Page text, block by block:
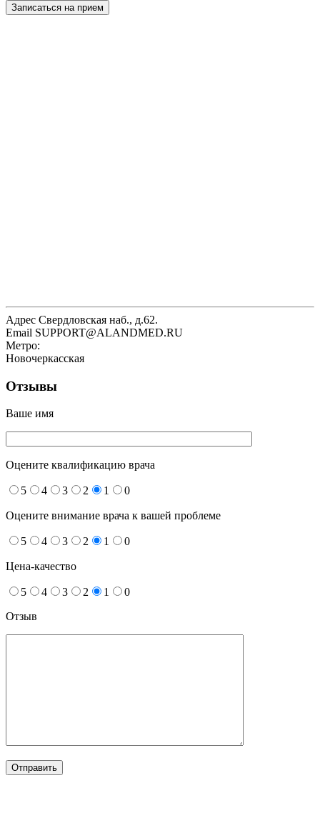
Записаться на прием
Адрес Свердловская наб., д.62.
Email SUPPORT@ALANDMED.RU
Метро:
Новочеркасская
Отзывы
Ваше имя
Оцените квалификацию врача
5 4 3 2 1 0
Оцените внимание врача к вашей проблеме
5 4 3 2 1 0
Цена-качество
5 4 3 2 1
0
Отзыв